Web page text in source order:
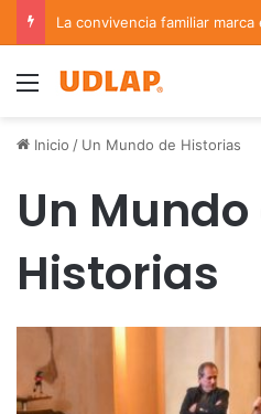
Menu
Inicio / Un Mundo de Historias
Un
Historias